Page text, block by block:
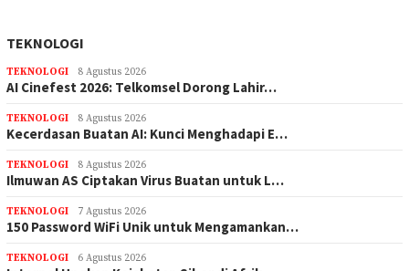
TEKNOLOGI
TEKNOLOGI 8 Agustus 2026
AI Cinefest 2026: Telkomsel Dorong Lahir…
TEKNOLOGI 8 Agustus 2026
Kecerdasan Buatan AI: Kunci Menghadapi E…
TEKNOLOGI 8 Agustus 2026
Ilmuwan AS Ciptakan Virus Buatan untuk L…
TEKNOLOGI 7 Agustus 2026
150 Password WiFi Unik untuk Mengamankan…
TEKNOLOGI 6 Agustus 2026